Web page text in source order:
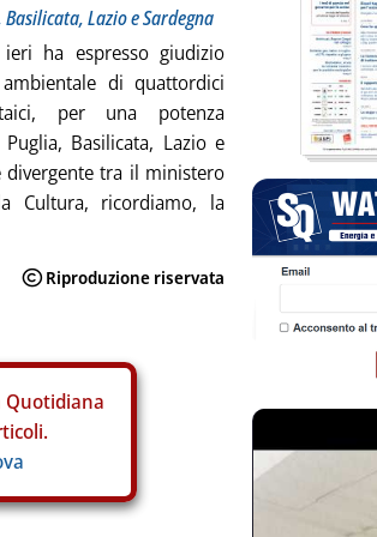
Lazio e Sardegna
ha espresso giudizio
di quattordici
per una potenza
Basilicata, Lazio e
divergente tra il ministero
Cultura, ricordiamo, la